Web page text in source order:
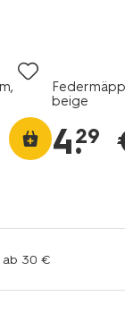
beige
4.
29
ab 30 €